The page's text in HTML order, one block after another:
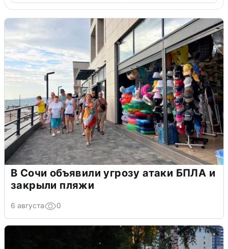
В Сочи объявили угрозу атаки БПЛА и
закрыли пляжи
6 августа 0